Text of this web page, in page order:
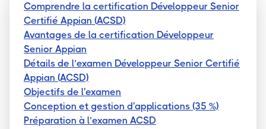
Comprendre la certification Développeur Senior
Certifié Appian (ACSD)
Avantages de la certification Développeur
Senior Appian
Détails de l’examen Développeur Senior Certifié
Appian (ACSD)
Objectifs de l'examen
Conception et gestion d'applications (35 %)
Préparation à l’examen ACSD